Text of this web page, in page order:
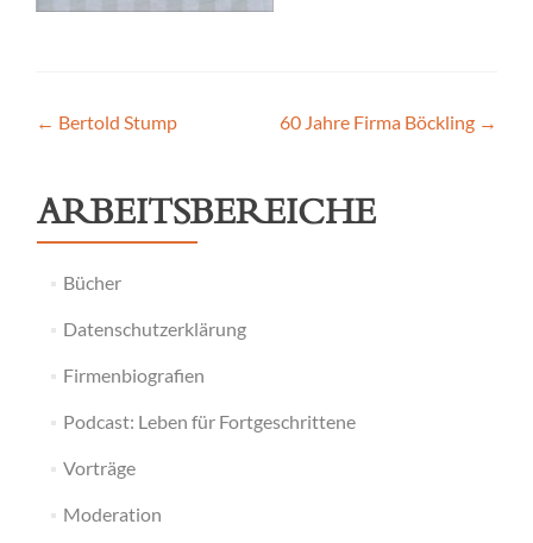
Post
← Bertold Stump 60 Jahre Firma Böckling →
ARBEITSBEREICHE
Bücher
Datenschutzerklärung
Firmenbiografien
Podcast: Leben für Fortgeschrittene
Vorträge
Moderation